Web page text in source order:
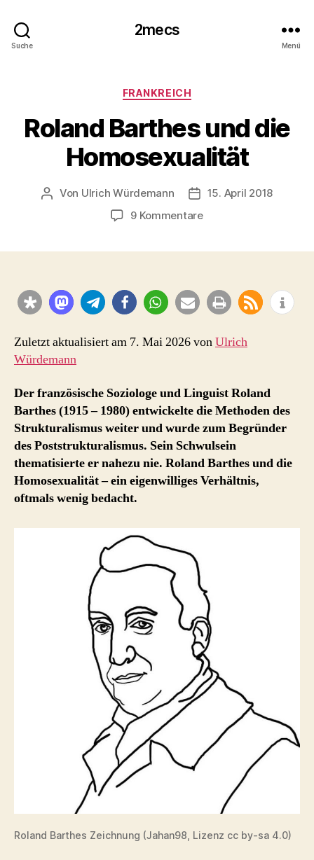
Suche
2mecs
Menü
Kategorien
FRANKREICH
Roland Barthes und die
Homosexualität
Beitragsautor
Von Ulrich Würdemann Beitragsdatum
15. April 2018
9 Kommentarezu
Homosexualität
Zuletzt aktualisiert am 7. Mai 2026 vonUlrich
Würdemann
Der französische Soziologe und Linguist Roland
Barthes (1915 – 1980) entwickelte die Methoden des
Strukturalismus weiter und wurde zum Begründer
des Poststrukturalismus. Sein Schwulsein
thematisierte er nahezu nie. Roland Barthes und die
Homosexualität – ein eigenwilliges Verhältnis,
oftmals wenig bedacht.
Roland Barthes Zeichnung (Jahan98, Lizenz cc by-sa 4.0)